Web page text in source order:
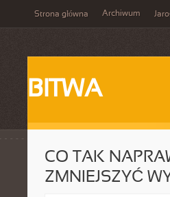
Strona główna Archiwum
BITWA
CO TAK
ZMNIEJSZYĆ